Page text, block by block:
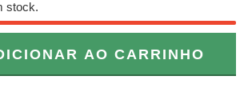
stock.
AO CARRINHO